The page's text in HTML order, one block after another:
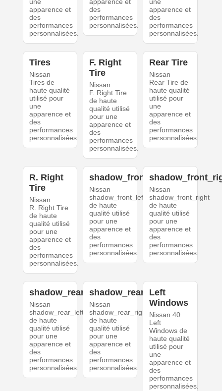
une
apparence et
des
performances
personnalisées.
apparence et
des
performances
personnalisées.
une
apparence et
des
performances
personnalisées.
Tires
Nissan
Tires de
haute qualité
utilisé pour
une
apparence et
des
performances
personnalisées.
F. Right
Tire
Nissan
F. Right Tire
de haute
qualité utilisé
pour une
apparence et
des
performances
personnalisées.
Rear Tire
Nissan
Rear Tire de
haute qualité
utilisé pour
une
apparence et
des
performances
personnalisées.
R. Right
Tire
Nissan
R. Right Tire
de haute
qualité utilisé
pour une
apparence et
des
performances
personnalisées.
shadow_front_left
Nissan
shadow_front_left
de haute
qualité utilisé
pour une
apparence et
des
performances
personnalisées.
Nissan
shadow_front_right
de haute
qualité utilisé
pour une
apparence et
des
performances
personnalisées.
shadow_rear_left
Nissan
shadow_rear_left
de haute
qualité utilisé
pour une
apparence et
des
performances
personnalisées.
shadow_rear_right
Nissan
shadow_rear_right
de haute
qualité utilisé
pour une
apparence et
des
performances
personnalisées.
Left
Windows
Nissan 40
Left
Windows de
haute qualité
utilisé pour
une
apparence et
des
performances
personnalisées.